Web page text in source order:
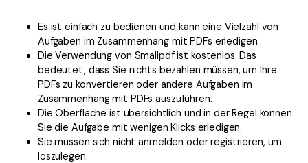
Es ist einfach zu bedienen und kann eine Vielzahl von
Aufgaben im Zusammenhang mit PDFs erledigen.
Die Verwendung von Smallpdf ist kostenlos. Das
bedeutet, dass Sie nichts bezahlen müssen, um Ihre
PDFs zu konvertieren oder andere Aufgaben im
Zusammenhang mit PDFs auszuführen.
Die Oberfläche ist übersichtlich und in der Regel können
Sie die Aufgabe mit wenigen Klicks erledigen.
Sie müssen sich nicht anmelden oder registrieren, um
loszulegen.